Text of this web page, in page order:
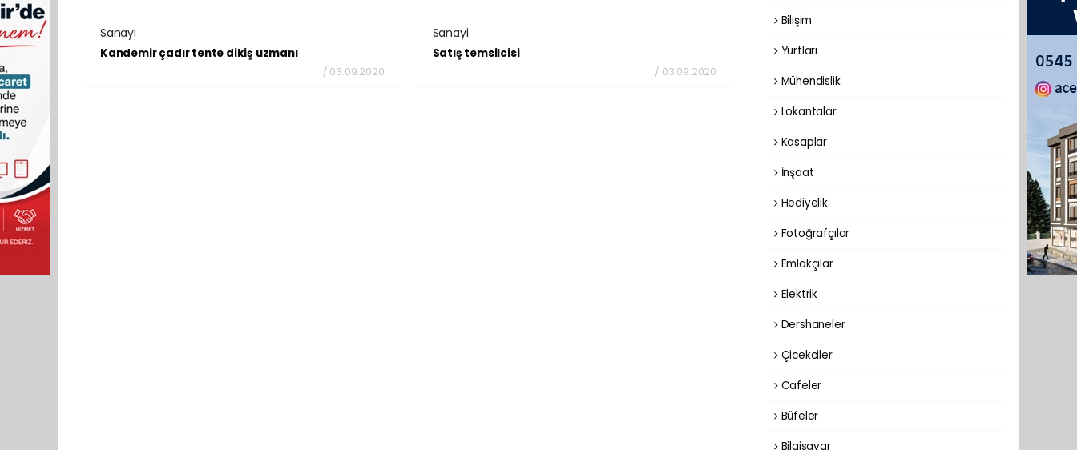
Sanayi
Kandemir çadır tente dikiş uzmanı
/ 03.09.2020
Sanayi
Satış temsilcisi
/ 03.09.2020
Bilişim
Yurtları
Mühendislik
Lokantalar
Kasaplar
İnşaat
Hediyelik
Fotoğrafçılar
Emlakçılar
Elektrik
Dershaneler
Çicekciler
Cafeler
Büfeler
Bilgisayar